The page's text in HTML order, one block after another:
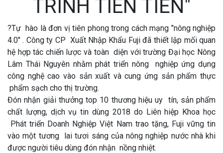
TRÌNH TIÊN TIẾN"
?Tự hào là đơn vị tiên phong trong cách mạng "nông nghiệp
4.0" . Công ty CP Xuất Nhập Khẩu Fuji đã thiết lập mối quan
hệ hợp tác chiến lược và toàn diện với trường Đại học Nông
Lâm Thái Nguyên nhằm phát triển nông nghiệp ứng dụng
công nghệ cao vào sản xuất và cung ứng sản phẩm thực
phẩm sạch cho thị trường.
Đón nhận giải thưởng top 10 thương hiệu uy tín, sản phẩm
chất lượng, dịch vụ tin dùng 2018 do Liên hiệp Khoa học
Phát triển Doanh Nghiệp Việt Nam trao tặng, Fuji vững tin
vào một tương lai tươi sáng của nông nghiệp nước nhà khi
được người tiêu dùng đón nhận nồng nhiệt.